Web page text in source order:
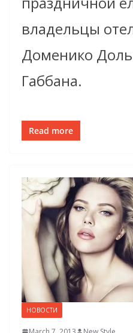
владельцы
Доменико
Габбана.
Read more
НОВОСТИ